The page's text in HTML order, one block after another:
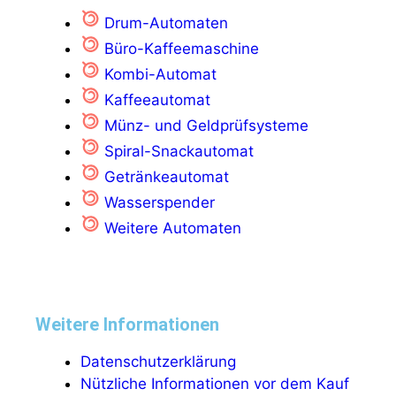
Drum-Automaten
Büro-Kaffeemaschine
Kombi-Automat
Kaffeeautomat
Münz- und Geldprüfsysteme
Spiral-Snackautomat
Getränkeautomat
Wasserspender
Weitere Automaten
Weitere Informationen
Datenschutzerklärung
Nützliche Informationen vor dem Kauf